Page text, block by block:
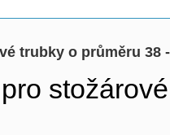
trubky o průměru 38